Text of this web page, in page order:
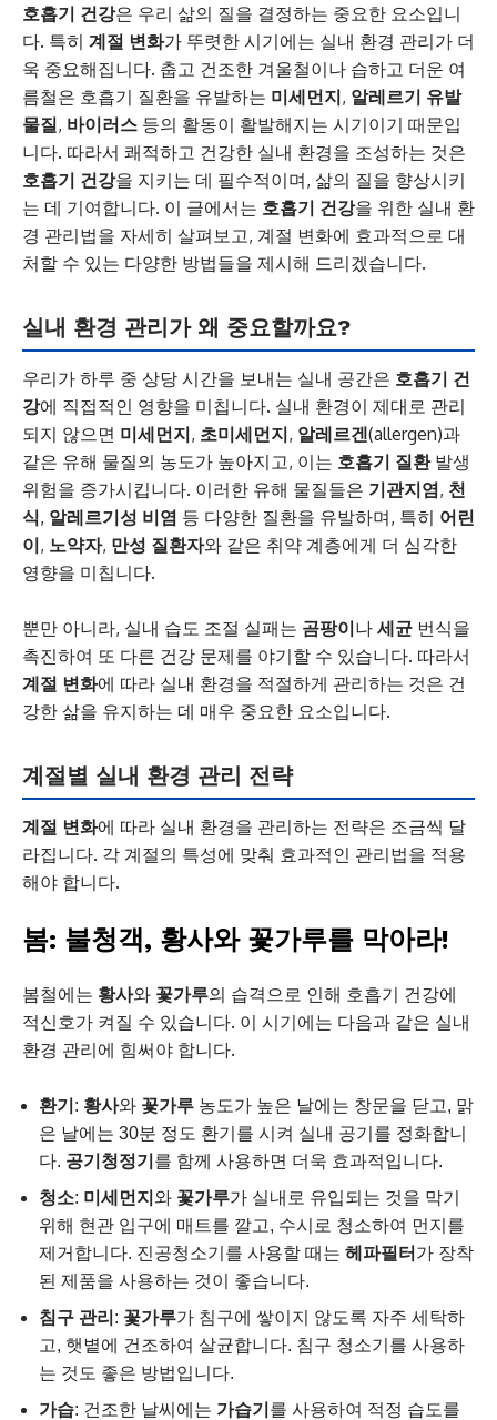
호흡기 건강은 우리 삶의 질을 결정하는 중요한 요소입니
다. 특히 계절 변화가 뚜렷한 시기에는 실내 환경 관리가 더
욱 중요해집니다. 춥고 건조한 겨울철이나 습하고 더운 여
름철은 호흡기 질환을 유발하는 미세먼지, 알레르기 유발
물질, 바이러스 등의 활동이 활발해지는 시기이기 때문입
니다. 따라서 쾌적하고 건강한 실내 환경을 조성하는 것은
호흡기 건강을 지키는 데 필수적이며, 삶의 질을 향상시키
는 데 기여합니다. 이 글에서는 호흡기 건강을 위한 실내 환
경 관리법을 자세히 살펴보고, 계절 변화에 효과적으로 대
처할 수 있는 다양한 방법들을 제시해 드리겠습니다.
실내 환경 관리가 왜 중요할까요?
우리가 하루 중 상당 시간을 보내는 실내 공간은 호흡기 건
강에 직접적인 영향을 미칩니다. 실내 환경이 제대로 관리
되지 않으면 미세먼지, 초미세먼지, 알레르겐(allergen)과
같은 유해 물질의 농도가 높아지고, 이는 호흡기 질환발생
위험을 증가시킵니다. 이러한 유해 물질들은 기관지염, 천
식, 알레르기성 비염 등 다양한 질환을 유발하며, 특히 어린
이, 노약자, 만성 질환자와 같은 취약 계층에게 더 심각한
영향을 미칩니다.
뿐만 아니라, 실내 습도 조절 실패는 곰팡이나 세균 번식을
촉진하여 또 다른 건강 문제를 야기할 수 있습니다. 따라서
계절 변화에 따라 실내 환경을 적절하게 관리하는 것은 건
강한 삶을 유지하는 데 매우 중요한 요소입니다.
계절별 실내 환경 관리 전략
계절 변화에 따라 실내 환경을 관리하는 전략은 조금씩 달
라집니다. 각 계절의 특성에 맞춰 효과적인 관리법을 적용
해야 합니다.
봄: 불청객, 황사와 꽃가루를 막아라!
봄철에는 황사와 꽃가루의 습격으로 인해 호흡기 건강에
적신호가 켜질 수 있습니다. 이 시기에는 다음과 같은 실내
환경 관리에 힘써야 합니다.
환기 : 황사와 꽃가루 농도가 높은 날에는 창문을 닫고, 맑
은 날에는 30분 정도 환기를 시켜 실내 공기를 정화합니
다. 공기청정기 를 함께 사용하면 더욱 효과적입니다.
청소: 미세먼지 와 꽃가루가 실내로 유입되는 것을 막기
위해 현관 입구에 매트를 깔고, 수시로 청소하여 먼지를
제거합니다. 진공청소기를 사용할 때는 헤파필터 가 장착
된 제품을 사용하는 것이 좋습니다.
침구 관리 : 꽃가루가 침구에 쌓이지 않도록 자주 세탁하
고, 햇볕에 건조하여 살균합니다. 침구 청소기를 사용하
는 것도 좋은 방법입니다.
가습: 건조한 날씨에는 가습기 를 사용하여 적정 습도를